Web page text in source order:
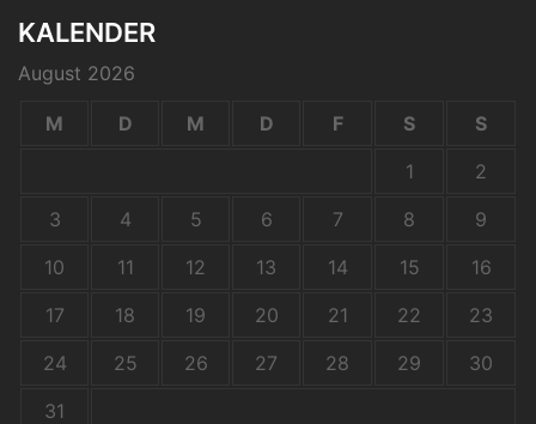
KALENDER
August 2026
M D M D F S
S
1
2
3
4 5 6 7 8
9
10
11 12 13 14 15
16
17
18 19 20 21 22
23
24
25 26 27 28 29
30
31